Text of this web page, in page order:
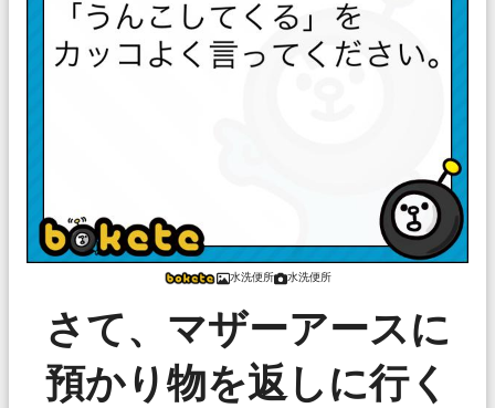
水洗便所 水洗便所
さて、マザーアースに
預かり物を返しに行く